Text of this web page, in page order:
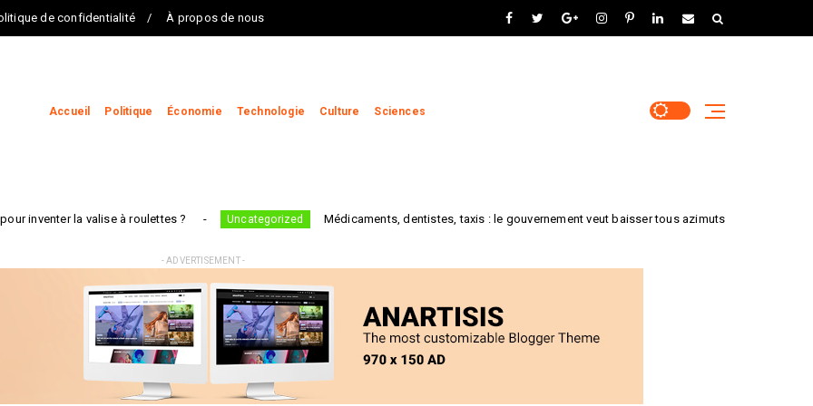
de confidentialité À propos de nous
Accueil Politique Économie Technologie Culture Sciences
à roulettes ? Uncategorized Médicaments, dentistes, taxis : le gouvernement veut baisser tous azimuts les taux de remboursement de
- ADVERTISEMENT -
marché et la sécurité
numérique. 3. Projets phares
2020, réunit 55 partenaires de
technologique Gradiant, ce
des technologies de
sécurité publique tout en
respectant la vie privée des
citoyens. 4. Défis et